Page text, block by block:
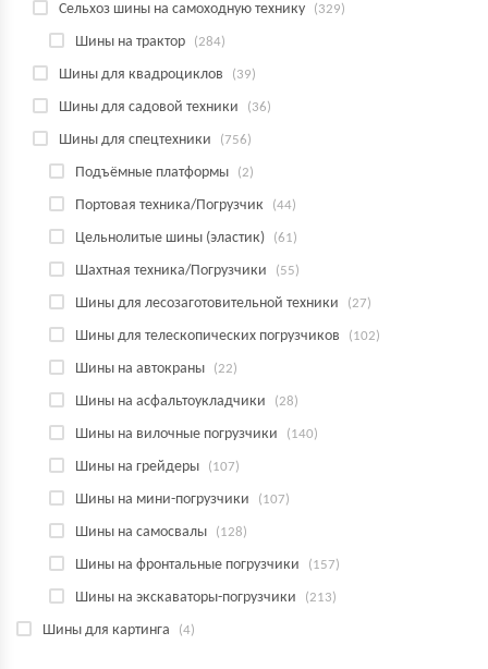
Сельхоз шины на самоходную технику (329)
Шины на трактор (284)
Шины для квадроциклов (39)
Шины для садовой техники (36)
Шины для спецтехники (756)
Подъёмные платформы (2)
Портовая техника/Погрузчик (44)
Цельнолитые шины (эластик) (61)
Шахтная техника/Погрузчики (55)
Шины для лесозаготовительной техники (27)
Шины для телескопических погрузчиков (102)
Шины на автокраны (22)
Шины на асфальтоукладчики (28)
Шины на вилочные погрузчики (140)
Шины на грейдеры (107)
Шины на мини-погрузчики (107)
Шины на самосвалы (128)
Шины на фронтальные погрузчики (157)
Шины на экскаваторы-погрузчики (213)
Шины для картинга (4)